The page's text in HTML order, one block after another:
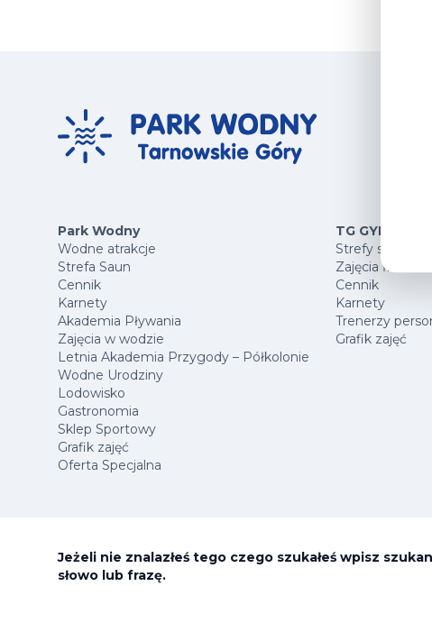
Park Wodny
Wodne atrakcje
Strefa Saun
Cennik
Karnety
Akademia Pływania
Zajęcia w wodzie
Letnia Akademia Przygody – Półkolonie
Wodne Urodziny
Lodowisko
Gastronomia
Sklep Sportowy
Grafik zajęć
Oferta Specjalna
TG GYM PARK
Strefy sportowe
Zajęcia fitness
Cennik
Karnety
Trenerzy
Grafik zajęć
Jeżeli nie znalazłeś tego czego szukałeś wpisz
słowo lub frazę.